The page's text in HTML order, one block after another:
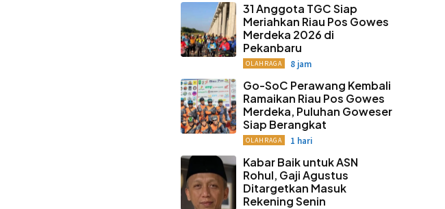
31 Anggota TGC Siap
Meriahkan Riau Pos Gowes
Merdeka 2026 di
Pekanbaru
OLAHRAGA 8 jam
Go-SoC Perawang Kembali
Ramaikan Riau Pos Gowes
Merdeka, Puluhan Goweser
Siap Berangkat
OLAHRAGA 1 hari
Kabar Baik untuk ASN
Rohul, Gaji Agustus
Ditargetkan Masuk
Rekening Senin